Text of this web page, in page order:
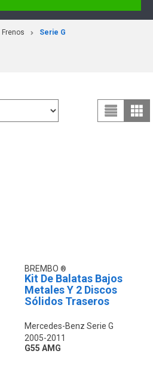
Frenos Serie G
BREMBO
Kit De Balatas Bajos
Metales Y 2 Discos
Sólidos Traseros
Mercedes-Benz Serie G
2005-2011
G55 AMG